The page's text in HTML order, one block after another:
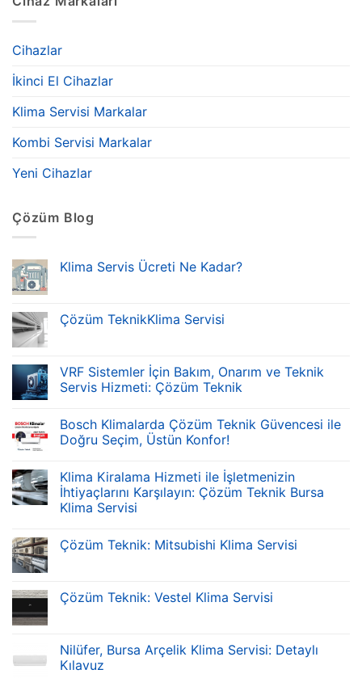
Cihazlar
İkinci El Cihazlar
Klima Servisi Markalar
Kombi Servisi Markalar
Yeni Cihazlar
Çözüm Blog
Klima Servis Ücreti Ne Kadar?
Çözüm TeknikKlima Servisi
VRF Sistemler İçin Bakım, Onarım ve Teknik
Servis Hizmeti: Çözüm Teknik
Bosch Klimalarda Çözüm Teknik Güvencesi ile
Doğru Seçim, Üstün Konfor!
Klima Kiralama Hizmeti ile İşletmenizin
İhtiyaçlarını Karşılayın: Çözüm Teknik Bursa
Klima Servisi
Çözüm Teknik: Mitsubishi Klima Servisi
Çözüm Teknik: Vestel Klima Servisi
Nilüfer, Bursa Arçelik Klima Servisi: Detaylı
Kılavuz